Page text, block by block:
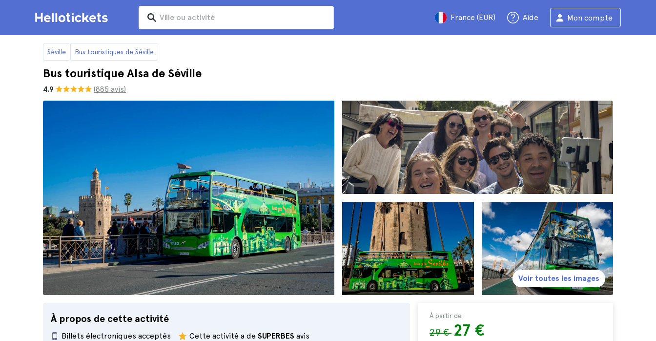
France (EUR) Aide Mon compte
Séville Bus touristiques de Séville
Bus touristique Alsa de Séville
4.9 (885 avis)
À propos de cette activité
Billets électroniques acceptés
Cette activité a de SUPERBES avis
À partir de
29 € 27 €
Voir toutes les images